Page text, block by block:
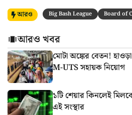
আরও Big Bash League Board of
আরও খবর
মোটা অঙ্কের বেতন!
M-UTS সহায়ক নিয়োগ
১টি শেয়ার কিনলেই
এই সংস্থার